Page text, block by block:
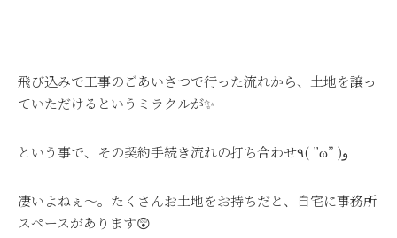
飛び込みで工事のごあいさつで行った流れから、土地を譲っ
ていただけるというミラクルが✨
という事で、その契約手続き流れの打ち合わせ٩( ”ω” )و
凄いよねぇ～。たくさんお土地をお持ちだと、自宅に事務所
スペースがあります😲